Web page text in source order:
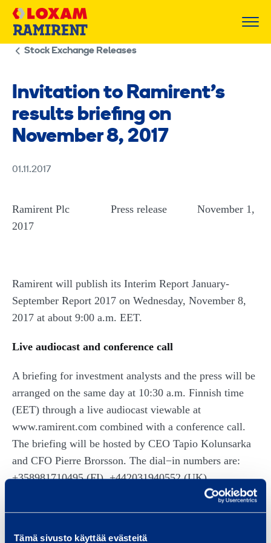
Tämä sivusto käyttää evästeitä
Skip
Stock Exchange Releases
Invitation to Ramirent’s
results briefing on
November 8, 2017
01.11.2017
Ramirent Plc
Press release November 1,
2017
Ramirent will publish its Interim Report January-
September Report 2017 on Wednesday, November 8,
2017 at about 9:00 a.m. EET.
Live audiocast and conference call
A briefing for investment analysts and the press will be
arranged on the same day at 10:30 a.m. Finnish time
(EET) through a live audiocast viewable at
www.ramirent.com combined with a conference call.
The briefing will be hosted by CEO Tapio Kolunsarka
and CFO Pierre Brorsson. The dial−in numbers are:
+358981710495 (FI), +442031940552 (UK),
+46856642702 (SE), +18557161597 (US). A recording
of the audiocast and conference call will be available at